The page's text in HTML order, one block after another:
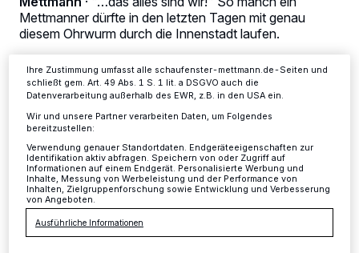
Mettmanner dürfte in den letzten Tagen mit genau
diesem Ohrwurm durch die Innenstadt laufen.
23.05.2014 , 00:00 Uhr 2 Minuten Lesezeit
ändern oder Ihre Einwilligung zu widerrufen, indem Sie auf den Link
Einstellungen oder Ablehnen am unteren Rand der Webseite klicken.
Ihre Einstellungen gelten innerhalb unseres Website. Weitere
Ihre Zustimmung umfasst alle schaufenster-mettmann.de-Seiten und
schließt gem. Art. 49 Abs. 1 S. 1 lit. a DSGVO auch die
Datenverarbeitung außerhalb des EWR, z.B. in den USA ein.
Wir und unsere Partner verarbeiten Daten, um Folgendes
bereitzustellen:
Verwendung genauer Standortdaten. Endgeräteeigenschaften zur
Identifikation aktiv abfragen. Speichern von oder Zugriff auf
Informationen auf einem Endgerät. Personalisierte Werbung und
Inhalte, Messung von Werbeleistung und der Performance von
Inhalten, Zielgruppenforschung sowie Entwicklung und Verbesserung
von Angeboten.
Ausführliche Informationen